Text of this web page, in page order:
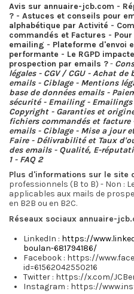
Avis sur annuaire-jcb.com -
? - Astuces et conseils pour
alphabétique par Activité -
commandés et Factures -
emailing - Plateforme d'envoi
performante - Le RGPD
prospection par emails ?-
légales - CGV / CGU-Achat de
emails - Ciblage- Mentions
base de données emails-
sécurité- Emailing- Emailings
Copyright- Garanties et
fichiers commandés et facture
emails- Ciblage- Mise a jour
Faire- Délivrabilité et Taux
des emails- Qualité, E-
1- FAQ 2
Plus d'informations sur le site
professionnels (B to B) - Non :
applicables aux mails de
en B2B ou en B2C.
Réseaux sociaux annuaire-
LinkedIn : https://
boulan-681794186/
Facebook : https://
id=61562042550216
Twitter : https://x.com/
Instagram : https://